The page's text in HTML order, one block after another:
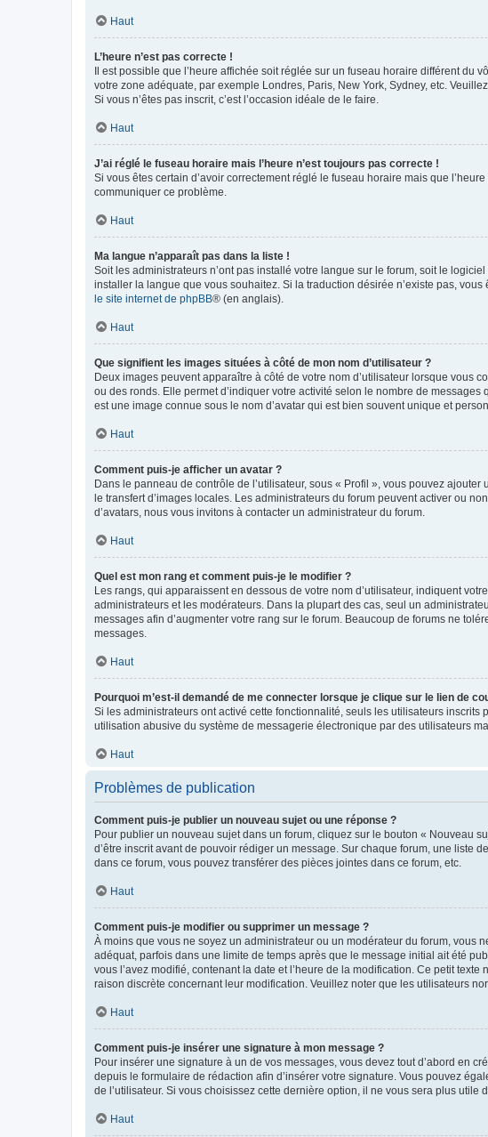
Haut
L’heure n’est pas correcte !
Il est possible que l’heure affichée soit réglée sur un fuseau horaire différent du
votre zone adéquate, par exemple Londres, Paris, New York, Sydney, etc.
Si vous n’êtes pas inscrit, c’est l’occasion idéale de le faire.
Haut
J’ai réglé le fuseau horaire mais l’heure n’est toujours pas correcte !
Si vous êtes certain d’avoir correctement réglé le fuseau horaire mais que
communiquer ce problème.
Haut
Ma langue n’apparaît pas dans la liste !
Soit les administrateurs n’ont pas installé votre langue sur le forum, soit le
installer la langue que vous souhaitez. Si la traduction désirée n’existe pas,
le site internet de phpBB® (en anglais).
Haut
Que signifient les images situées à côté de mon nom d’utilisateur ?
Deux images peuvent apparaître à côté de votre nom d’utilisateur lorsque vous
ou des ronds. Elle permet d’indiquer votre activité selon le nombre de
est une image connue sous le nom d’avatar qui est bien souvent unique et
Haut
Comment puis-je afficher un avatar ?
Dans le panneau de contrôle de l’utilisateur, sous « Profil », vous pouvez
le transfert d’images locales. Les administrateurs du forum peuvent activer ou
d’avatars, nous vous invitons à contacter un administrateur du forum.
Haut
Quel est mon rang et comment puis-je le modifier ?
Les rangs, qui apparaissent en dessous de votre nom d’utilisateur, indiquent
administrateurs et les modérateurs. Dans la plupart des cas, seul un
messages afin d’augmenter votre rang sur le forum. Beaucoup de forums ne
messages.
Haut
Pourquoi m’est-il demandé de me connecter lorsque je clique sur le lien de
Si les administrateurs ont activé cette fonctionnalité, seuls les utilisateurs
utilisation abusive du système de messagerie électronique par des utilisateurs
Haut
Problèmes de publication
Comment puis-je publier un nouveau sujet ou une réponse ?
Pour publier un nouveau sujet dans un forum, cliquez sur le bouton « Nouveau
d’être inscrit avant de pouvoir rédiger un message. Sur chaque forum, une liste
dans ce forum, vous pouvez transférer des pièces jointes dans ce forum, etc.
Haut
Comment puis-je modifier ou supprimer un message ?
À moins que vous ne soyez un administrateur ou un modérateur du forum, vous
adéquat, parfois dans une limite de temps après que le message initial ait été
vous l’avez modifié, contenant la date et l’heure de la modification. Ce petit
raison discrète concernant leur modification. Veuillez noter que les utilisateurs
Haut
Comment puis-je insérer une signature à mon message ?
Pour insérer une signature à un de vos messages, vous devez tout d’abord en
depuis le formulaire de rédaction afin d’insérer votre signature. Vous pouvez
de l’utilisateur. Si vous choisissez cette dernière option, il ne vous sera plus utile
Haut